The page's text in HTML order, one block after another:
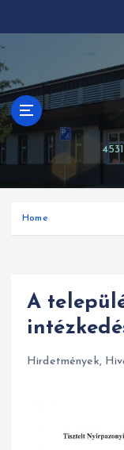
i
p
t
o
c
o
e
Home
A
Hirdetmények,